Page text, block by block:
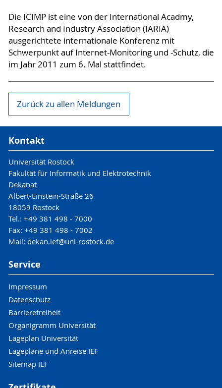
Die ICIMP ist eine von der International Acadmy,
Research and Industry Association (IARIA)
ausgerichtete internationale Konferenz mit
Schwerpunkt auf Internet-Monitoring und -Schutz, die
im Jahr 2011 zum 6. Mal stattfindet.
Zurück zu allen Meldungen
Kontakt
Universität Rostock
Fakultät für Informatik und Elektrotechnik
Dekanat
Albert-Einstein-Straße 26
18059 Rostock
Tel.: +49 381 498 - 7000
Fax: +49 381 498 - 7002
Mail: dekan.ief@uni-rostock.de
Service
Impressum
Datenschutz
Barrierefreiheit
Organigramm Universität
Lageplan Universität
Lagepläne und Anreise IEF
Sitemap IEF